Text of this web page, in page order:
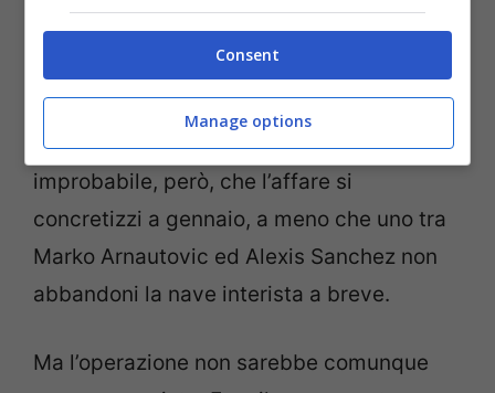
Sulla lista dei desideri, invece, è ancora
presente il nome di Evanilson del Porto
una pedina che era stata accostata
all’Inter nel recente passato. È assai
improbabile, però, che l’affare si
concretizzi a gennaio, a meno che uno tra
Marko Arnautovic ed Alexis Sanchez non
abbandoni la nave interista a breve.
Ma l’operazione non sarebbe comunque
Consent
Manage options